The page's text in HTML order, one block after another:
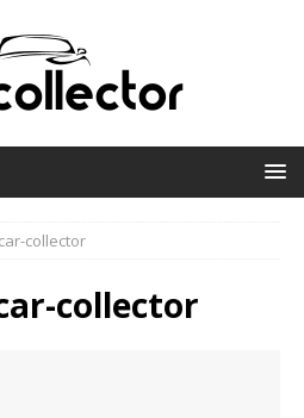
car-collector
collector